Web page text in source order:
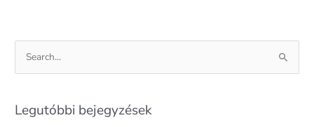
e
rLegutóbbi bejegyzések